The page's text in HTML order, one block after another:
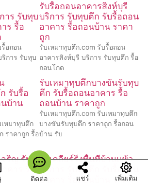
าร รับทุบ
ร รื้อ
อถอน
การ รับทุบ
รับรื้อถอนอาคารสิงห์บุรี
บริการ รับทุบตึก รับรื้อถอน
อาคาร รื้อถอนบ้าน ราคา
ถูก
รับเหมาทุบตึก.com รับรื้อถอน
อาคารสิงห์บุรี บริการ รับทุบตึก รื้อ
ถอนโกด
รับรื้อ
บ้าน
หมาทุบตึก
ราคาถูก รื้อ
รับเหมาทุบตึกบางขันรับทุบ
ตึก รับรื้อถอนอาคาร รื้อ
ถอนบ้าน ราคาถูก
รับเหมาทุบตึก.com รับเหมาทุบตึก
บางขันรับทุบตึก ราคาถูก รื้อถอน
บ้าน รับ
ริญ รับ
าคาร รื้อ
รับเคลียร์ริ่งพื้นที่บ้านแพ้ว
บริการ รับทุบตึก รับรื้อถอน
อาคาร รื้อถอนบ้าน ราคา
ติดต่อ แชร์ เพิ่มเติม